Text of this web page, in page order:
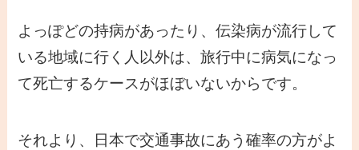
よっぽどの持病があったり、伝染病が流行して
いる地域に行く人以外は、旅行中に病気になっ
て死亡するケースがほぼいないからです。
それより、日本で交通事故にあう確率の方がよ